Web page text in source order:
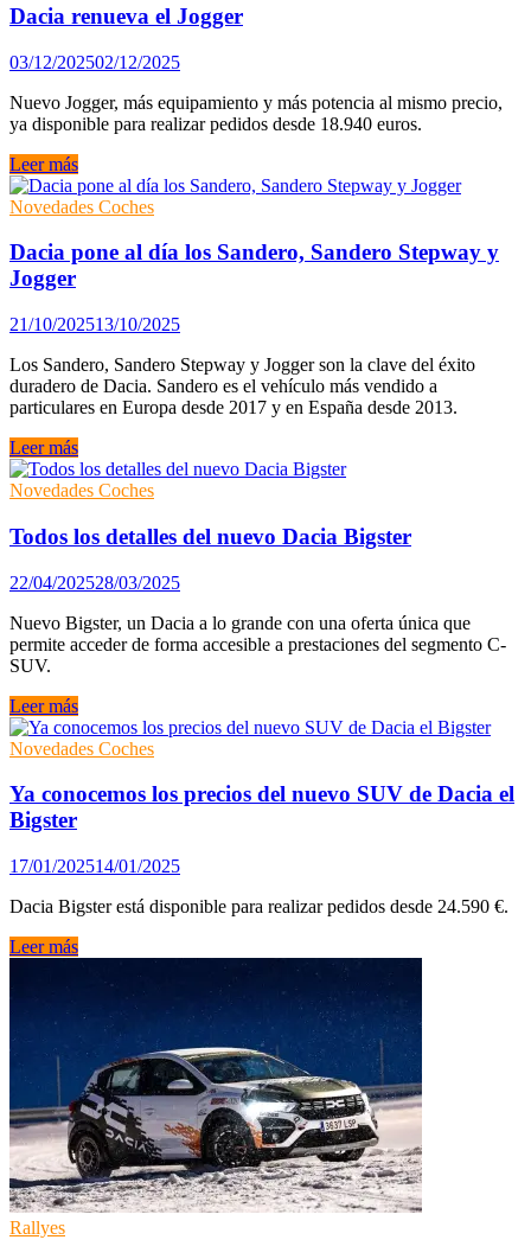
superventas,
el
Sandero
Dacia renueva el Jogger
03/12/202502/12/2025
Nuevo Jogger, más equipamiento y más potencia al mismo precio,
ya disponible para realizar pedidos desde 18.940 euros.
Dacia
renueva
el
Leer más
Novedades Coches
Dacia pone al día los Sandero, Sandero Stepway y
Jogger
21/10/202513/10/2025
Los Sandero, Sandero Stepway y Jogger son la clave del éxito
duradero de Dacia. Sandero es el vehículo más vendido a
particulares en Europa desde 2017 y en España desde 2013.
Dacia
pone
al
los
Sandero,
Sandero
Stepway
y
Jogger
Leer más
Novedades Coches
Todos los detalles del nuevo Dacia Bigster
22/04/202528/03/2025
Nuevo Bigster, un Dacia a lo grande con una oferta única que
permite acceder de forma accesible a prestaciones del segmento C-
SUV.
Todos
los
detalles
nuevo
Dacia
Bigster
Leer más
Novedades Coches
Ya conocemos los precios del nuevo SUV de Dacia el
Bigster
17/01/202514/01/2025
Dacia Bigster está disponible para realizar pedidos desde 24.590 €.
Ya
nuevo
Dacia
el
Bigster
Leer más
Rallyes